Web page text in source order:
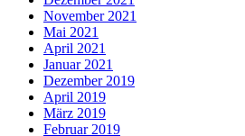
November 2021
Mai 2021
April 2021
Januar 2021
Dezember 2019
April 2019
März 2019
Februar 2019